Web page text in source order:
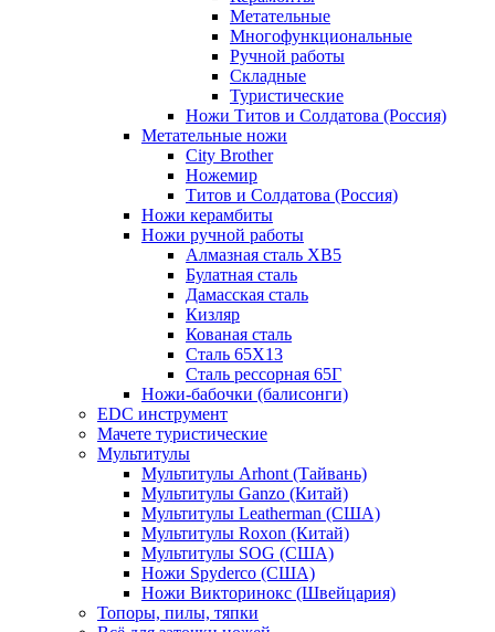
Метательные
Многофункциональные
Ручной работы
Складные
Туристические
Ножи Титов и Солдатова (Россия)
Метательные ножи
City Brother
Ножемир
Титов и Солдатова (Россия)
Ножи керамбиты
Ножи ручной работы
Алмазная сталь ХВ5
Булатная сталь
Дамасская сталь
Кизляр
Кованая сталь
Сталь 65Х13
Сталь рессорная 65Г
Ножи-бабочки (балисонги)
EDC инструмент
Мачете туристические
Мультитулы
Мультитулы Arhont (Тайвань)
Мультитулы Ganzo (Китай)
Мультитулы Leatherman (США)
Мультитулы Roxon (Китай)
Мультитулы SOG (США)
Ножи Spyderco (США)
Ножи Викторинокс (Швейцария)
Топоры, пилы, тяпки